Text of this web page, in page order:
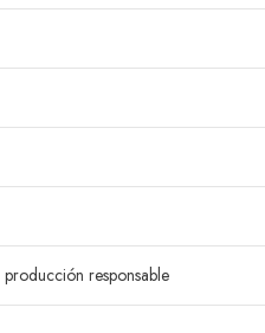
producción responsable